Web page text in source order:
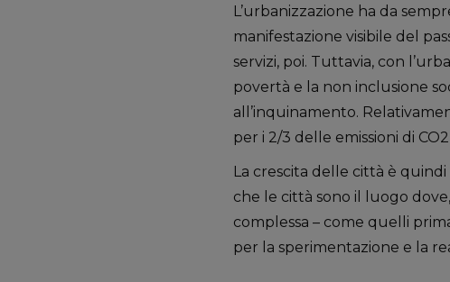
L’urbanizzazione ha da
manifestazione visibile del
servizi, poi. Tuttavia, con
povertà e la non inclusione
all’inquinamento.
per i 2/3 delle emissioni di
La crescita delle città è
che le città sono il luogo
complessa – come quelli
per la sperimentazione e la